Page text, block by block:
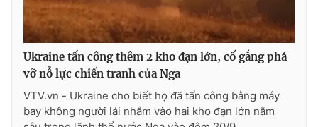
Ðiện thoại Thời báo VTV:024.66 897 897
Email: toasoan@vtv.vn
Liên hệ quảng cáo:024-7300.7108
Ukraine tấn công thêm 2 kho đạn lớn, cố gắng phá
vỡ nỗ lực chiến tranh của Nga
VTV.vn - Ukraine cho biết họ đã tấn công bằng máy
bay không người lái nhắm vào hai kho đạn lớn nằm